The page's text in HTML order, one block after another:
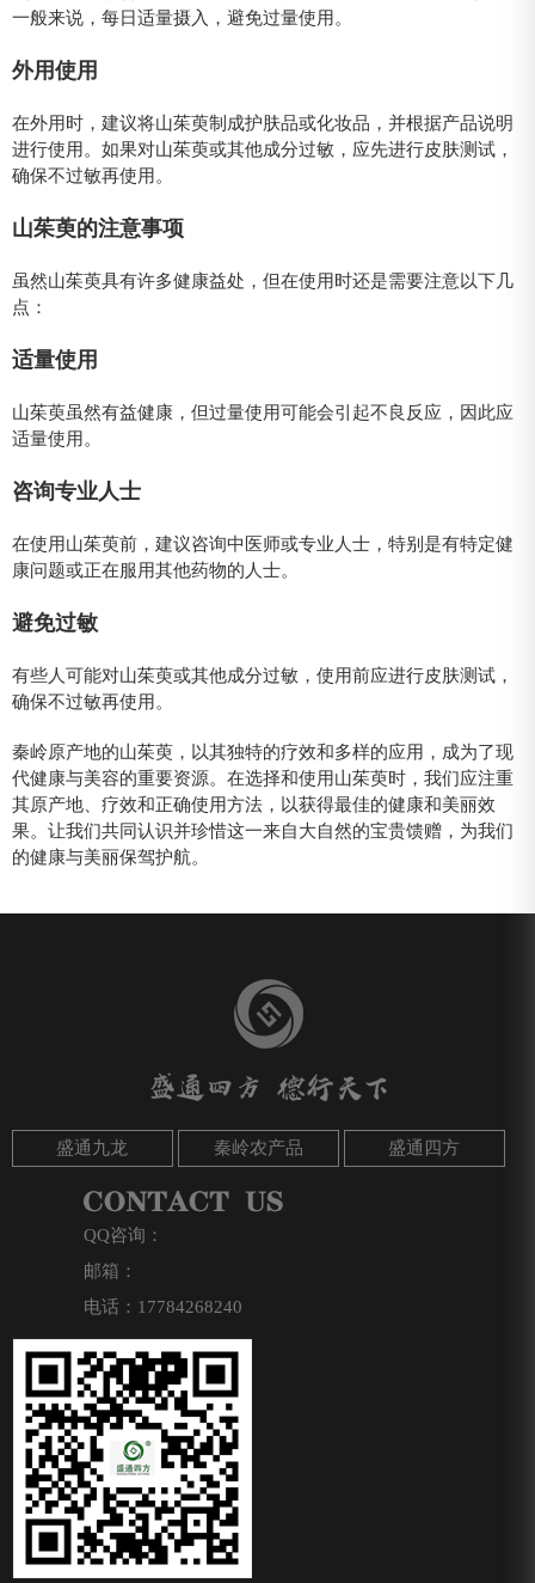
一般来说，每日适量摄入，避免过量使用。
外用使用
在外用时，建议将山茱萸制成护肤品或化妆品，并根据产品说明
进行使用。如果对山茱萸或其他成分过敏，应先进行皮肤测试，
确保不过敏再使用。
山茱萸的注意事项
虽然山茱萸具有许多健康益处，但在使用时还是需要注意以下几
点：
适量使用
山茱萸虽然有益健康，但过量使用可能会引起不良反应，因此应
适量使用。
咨询专业人士
在使用山茱萸前，建议咨询中医师或专业人士，特别是有特定健
康问题或正在服用其他药物的人士。
避免过敏
有些人可能对山茱萸或其他成分过敏，使用前应进行皮肤测试，
确保不过敏再使用。
秦岭原产地的山茱萸，以其独特的疗效和多样的应用，成为了现
代健康与美容的重要资源。在选择和使用山茱萸时，我们应注重
其原产地、疗效和正确使用方法，以获得最佳的健康和美丽效
果。让我们共同认识并珍惜这一来自大自然的宝贵馈赠，为我们
的健康与美丽保驾护航。
盛通九龙 秦岭农产品 盛通四方
QQ咨询：
邮箱：
电话：17784268240